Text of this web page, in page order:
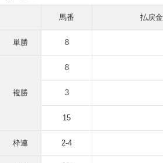
馬番 払戻金
単勝 8
複勝
8
3
15
枠連 2-4